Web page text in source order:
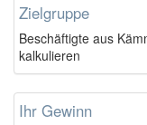
Zielgruppe
Beschäftigte aus
kalkulieren
Ihr Gewinn